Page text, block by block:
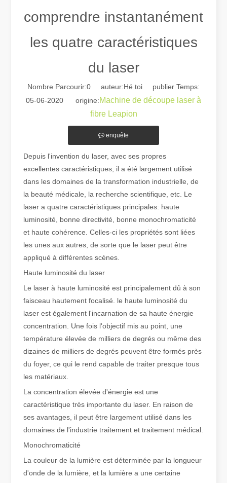
Guide 2026 : Comment les machines de découpe de tubes au laser à fibre révolutionnent la fabrication de tuyaux
Guide 2026 : Comment les machines de découpe de tubes au
Qu'est-ce que la découpe laser de tubes ?
La découpe laser de tubes est une technologie clé dans une
La découpe laser du métal est une méthode de précision
comprendre instantanément
les quatre caractéristiques
du laser
Nombre Parcourir:0 auteur:Hé toi publier Temps:
05-06-2020 origine:Machine de découpe laser à
fibre Leapion
enquête
Depuis l'invention du laser, avec ses propres
excellentes caractéristiques, il a été largement utilisé
dans les domaines de la transformation industrielle, de
la beauté médicale, la recherche scientifique, etc. Le
laser a quatre caractéristiques principales: haute
luminosité, bonne directivité, bonne monochromaticité
et haute cohérence. Celles-ci les propriétés sont liées
les unes aux autres, de sorte que le laser peut être
appliqué à différentes scènes.
Haute luminosité du laser
Le laser à haute luminosité est principalement dû à son
faisceau hautement focalisé. le haute luminosité du
laser est également l'incarnation de sa haute énergie
concentration. Une fois l'objectif mis au point, une
température élevée de milliers de degrés ou même des
dizaines de milliers de degrés peuvent être formés près
du foyer, ce qui le rend capable de traiter presque tous
les matériaux.
La concentration élevée d'énergie est une
caractéristique très importante du laser. En raison de
ses avantages, il peut être largement utilisé dans les
domaines de l'industrie traitement et traitement médical.
Monochromaticité
La couleur de la lumière est déterminée par la longueur
d'onde de la lumière, et la lumière a une certaine